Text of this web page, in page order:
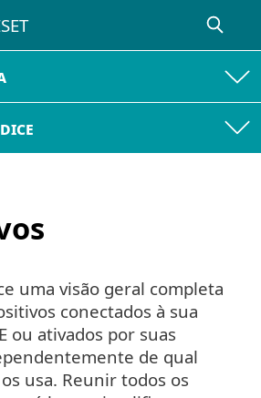
uma visão geral completa
conectados à sua
ou ativados por suas
de qual
usa. Reunir todos os